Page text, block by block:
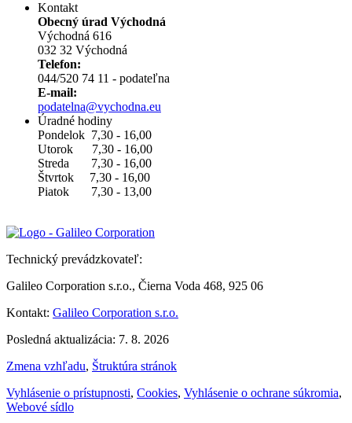
Kontakt
Obecný úrad Východná
Východná 616
032 32 Východná
Telefon:
044/520 74 11 - podateľna
E-mail:
podatelna@vychodna.eu
Úradné hodiny
Pondelok 7,30 - 16,00
Utorok 7,30 - 16,00
Streda 7,30 - 16,00
Štvrtok 7,30 - 16,00
Piatok 7,30 - 13,00
Technický prevádzkovateľ:
Galileo Corporation s.r.o., Čierna Voda 468, 925 06
Kontakt: Galileo Corporation s.r.o.
Posledná aktualizácia: 7. 8. 2026
Zmena vzhľadu, Štruktúra stránok
Vyhlásenie o prístupnosti, Cookies, Vyhlásenie o ochrane súkromia,
Webové sídlo